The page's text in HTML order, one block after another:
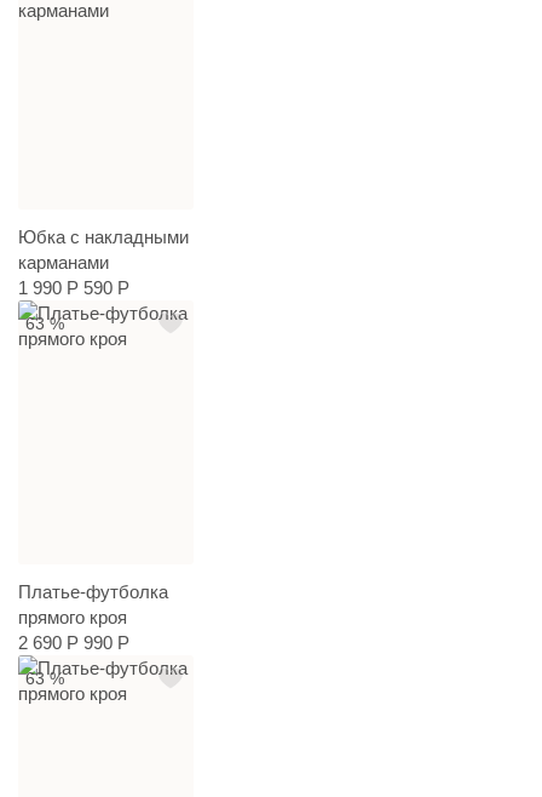
Юбка с накладными
карманами
1 990 Р 590 Р
63 %
Платье-футболка
прямого кроя
2 690 Р 990 Р
63 %